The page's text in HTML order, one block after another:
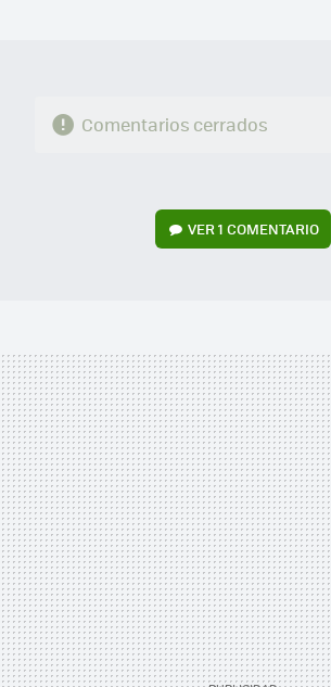
Comentarios cerrados
VER1 COMENTARIO